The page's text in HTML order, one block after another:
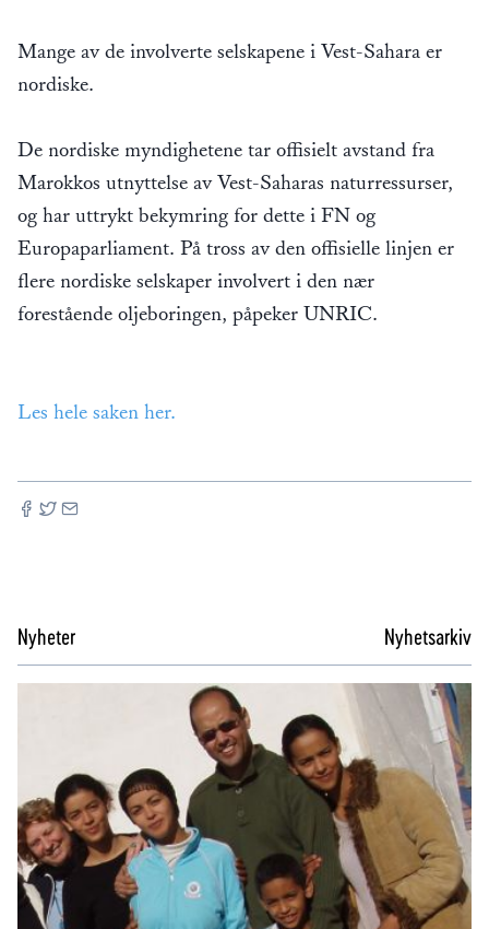
Mange av de involverte selskapene i Vest-Sahara er
nordiske.
De nordiske myndighetene tar offisielt avstand fra
Marokkos utnyttelse av Vest-Saharas naturressurser,
og har uttrykt bekymring for dette i FN og
Europaparliament. På tross av den offisielle linjen er
flere nordiske selskaper involvert i den nær
forestående oljeboringen, påpeker UNRIC.
Les hele saken her.
Nyheter Nyhetsarkiv